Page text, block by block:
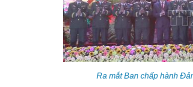
Ra mắt Ban chấp hành